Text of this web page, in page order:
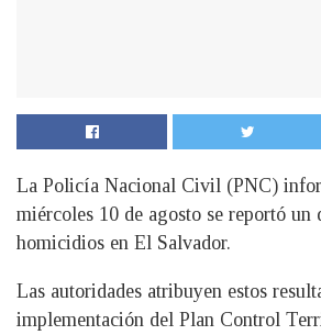
La Policía Nacional Civil (PNC)
miércoles 10 de agosto se reportó un
homicidios en El Salvador.
Las autoridades atribuyen estos
implementación del Plan Control